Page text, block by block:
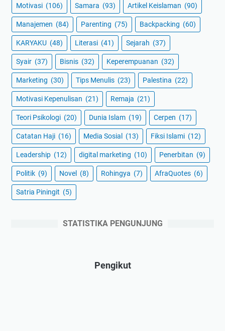
Motivasi (106) Samara (93) Artikel Keislaman (90)
Manajemen (84) Parenting (75) Backpacking (60)
KARYAKU (48) Literasi (41) Sejarah (37)
Syair (37) Bisnis (32) Keperempuanan (32)
Marketing (30) Tips Menulis (23) Palestina (22)
Motivasi Kepenulisan (21) Remaja (21)
Teori Psikologi (20) Dunia Islam (19) Cerpen (17)
Catatan Haji (16) Media Sosial (13) Fiksi Islami (12)
Leadership (12) digital marketing (10) Penerbitan (9)
Politik (9) Novel (8) Rohingya (7) AfraQuotes (6)
Satria Piningit (5)
STATISTIKA PENGUNJUNG
Pengikut